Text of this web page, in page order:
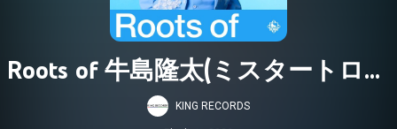
Roots of 牛島隆太(ミスタートロッ
トジャパン)
KING RECORDS